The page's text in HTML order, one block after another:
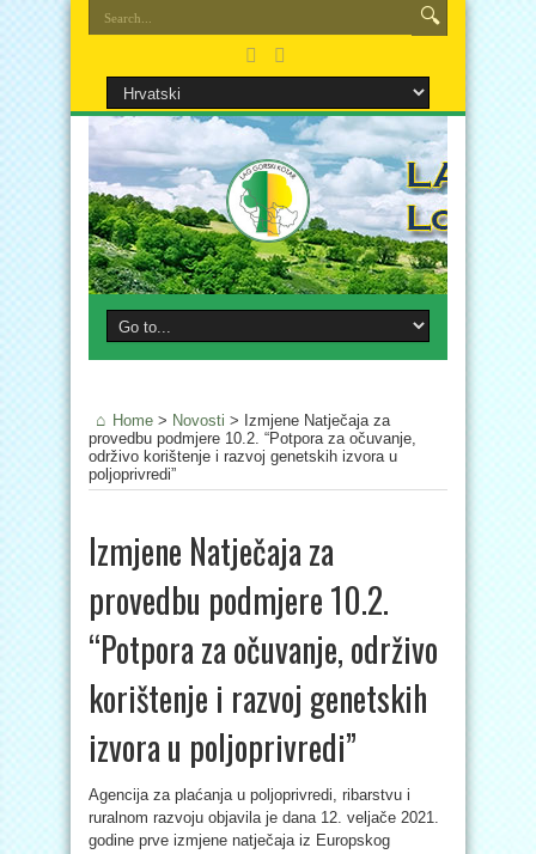
Home > Novosti > Izmjene Natječaja za
provedbu podmjere 10.2. “Potpora za očuvanje,
održivo korištenje i razvoj genetskih izvora u
poljoprivredi”
Izmjene Natječaja za
provedbu podmjere 10.2.
“Potpora za očuvanje, održivo
korištenje i razvoj genetskih
izvora u poljoprivredi”
Agencija za plaćanja u poljoprivredi, ribarstvu i
ruralnom razvoju objavila je dana 12. veljače 2021.
godine prve izmjene natječaja iz Europskog